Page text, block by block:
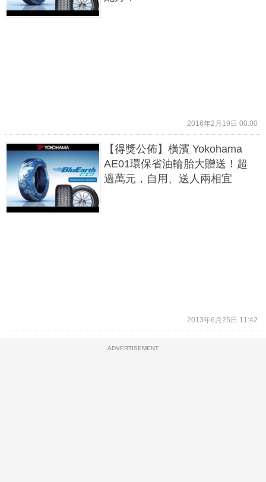
2016年2月19日 00:00
【得獎公佈】橫濱 Yokohama
AE01環保省油輪胎大贈送！超
過萬元，自用、送人兩相宜
2013年6月25日 11:42
ADVERTISEMENT